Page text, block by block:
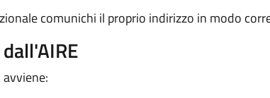
comunichi il proprio indirizzo in modo
avviene: